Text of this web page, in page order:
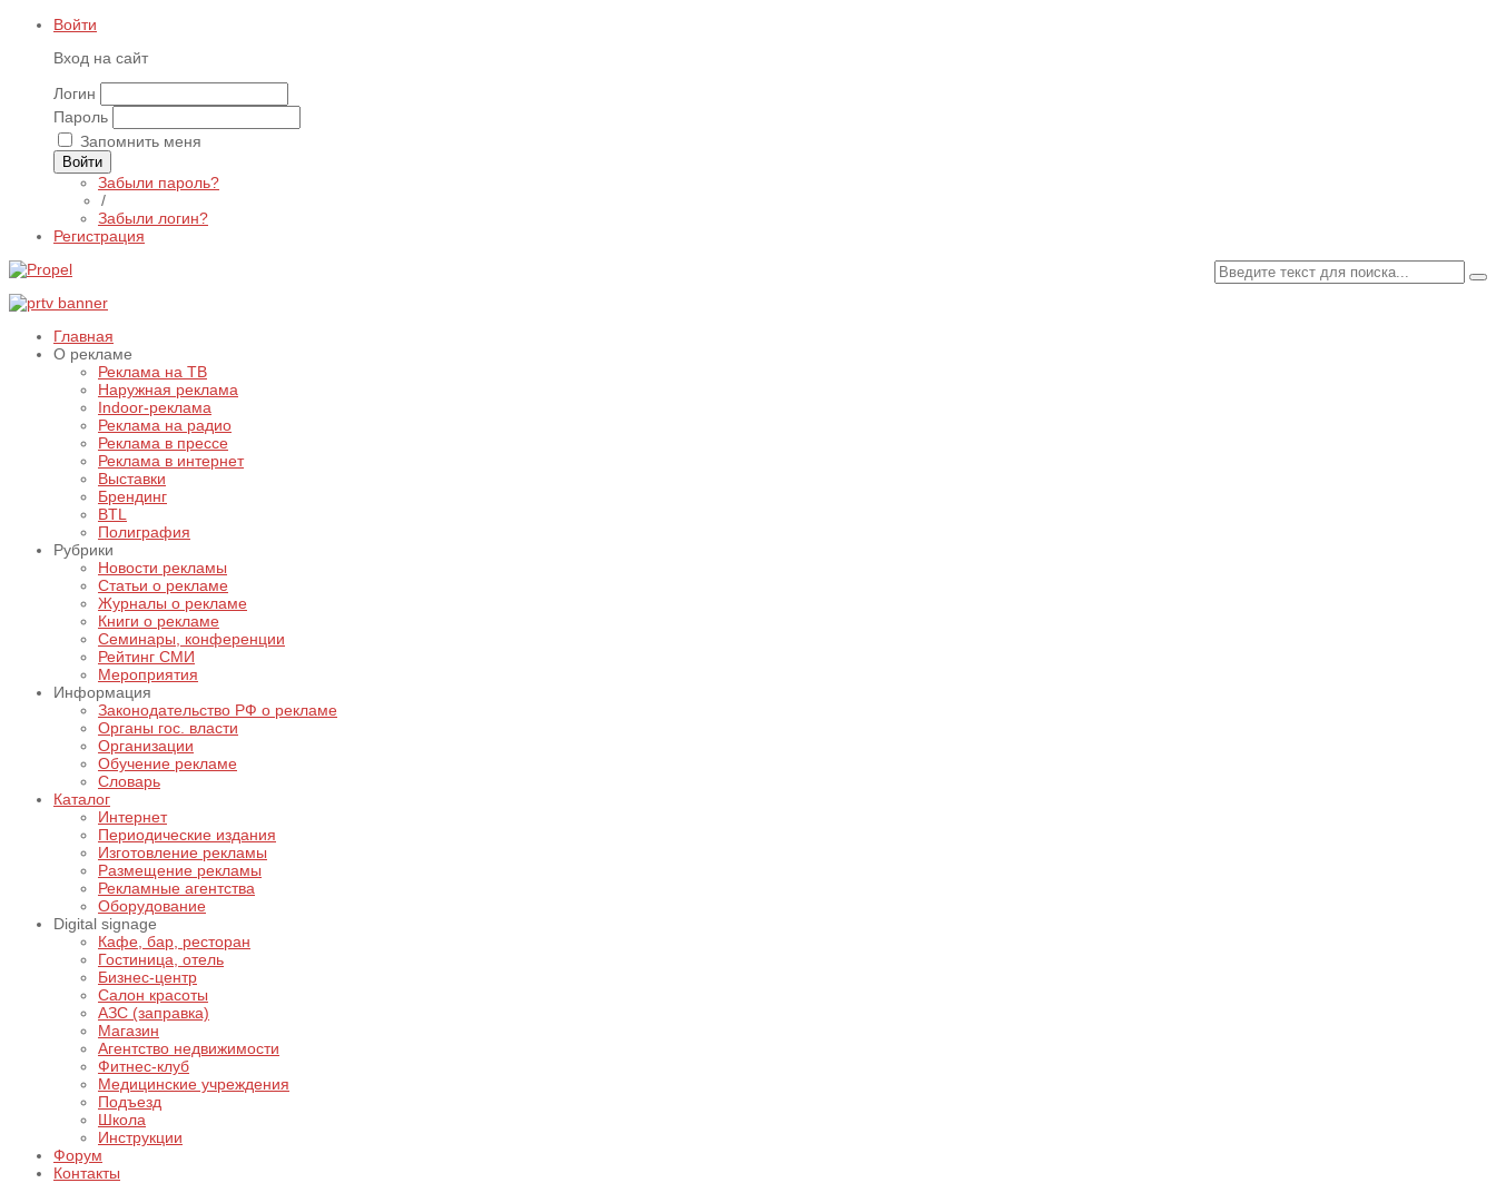
Войти
Вход на сайт
Логин
Пароль
Запомнить меня
Войти
Забыли пароль?
/
Забыли логин?
Регистрация
Главная
О рекламе
Реклама на ТВ
Наружная реклама
Indoor-реклама
Реклама на радио
Реклама в прессе
Реклама в интернет
Выставки
Брендинг
BTL
Полиграфия
Рубрики
Новости рекламы
Статьи о рекламе
Журналы о рекламе
Книги о рекламе
Семинары, конференции
Рейтинг СМИ
Мероприятия
Информация
Законодательство РФ о рекламе
Органы гос. власти
Организации
Обучение рекламе
Словарь
Каталог
Интернет
Периодические издания
Изготовление рекламы
Размещение рекламы
Рекламные агентства
Оборудование
Digital signage
Кафе, бар, ресторан
Гостиница, отель
Бизнес-центр
Салон красоты
АЗС (заправка)
Магазин
Агентство недвижимости
Фитнес-клуб
Медицинские учреждения
Подъезд
Школа
Инструкции
Форум
Контакты